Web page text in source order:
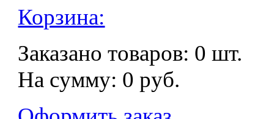
Корзина:
Заказано товаров: 0 шт.
На сумму: 0 руб.